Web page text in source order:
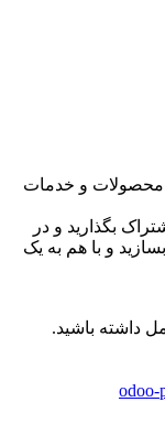
محصولات و خدمات
بگذارید و در
و با هم به یک
داشته باشید.
odoo-